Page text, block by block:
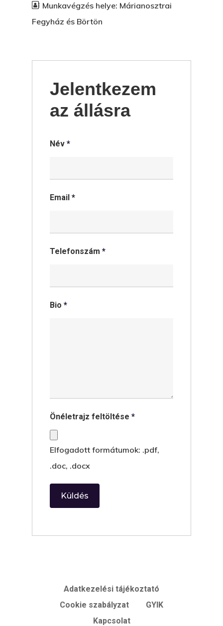
Munkavégzés helye: Márianosztrai
Fegyház és Börtön
Jelentkezem
az állásra
Név *
Email *
Telefonszám *
Bio *
Önéletrajz feltöltése *
Elfogadott formátumok: .pdf,
.doc, .docx
Adatkezelési tájékoztató
Cookie szabályzat
GYIK
Kapcsolat